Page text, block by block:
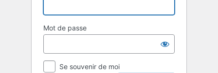
Mot de passe
Se souvenir de moi